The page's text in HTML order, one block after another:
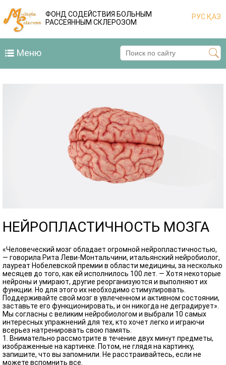
ФОНД СОДЕЙСТВИЯ БОЛЬНЫМ
РАССЕЯННЫМ СКЛЕРОЗОМ
РУСҚАЗ
Меню
НЕЙРОПЛАСТИЧНОСТЬ МОЗГА
«Человеческий мозг обладает огромной нейропластичностью,
— говорила Рита Леви-Монтальчини, итальянский нейробиолог,
лауреат Нобелевской премии в области медицины, за несколько
месяцев до того, как ей исполнилось 100 лет. — Хотя некоторые
нейроны и умирают, другие реорганизуются и выполняют их
функции. Но для этого их необходимо стимулировать.
Поддерживайте свой мозг в увлеченном и активном состоянии,
заставьте его функционировать, и он никогда не деградирует».
Мы согласны с великим нейробиологом и выбрали 10 самых
интересных упражнений для тех, кто хочет легко и играючи
всерьез натренировать свою память.
1. Внимательно рассмотрите в течение двух минут предметы,
изображенные на картинке. Потом, не глядя на картинку,
запишите, что вы запомнили. Не расстраивайтесь, если не
можете вспомнить все.